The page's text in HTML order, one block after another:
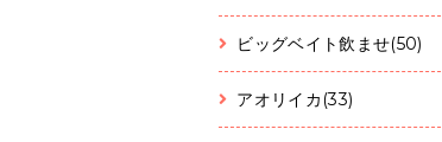
ビッグベイト飲ませ(50)
アオリイカ(33)